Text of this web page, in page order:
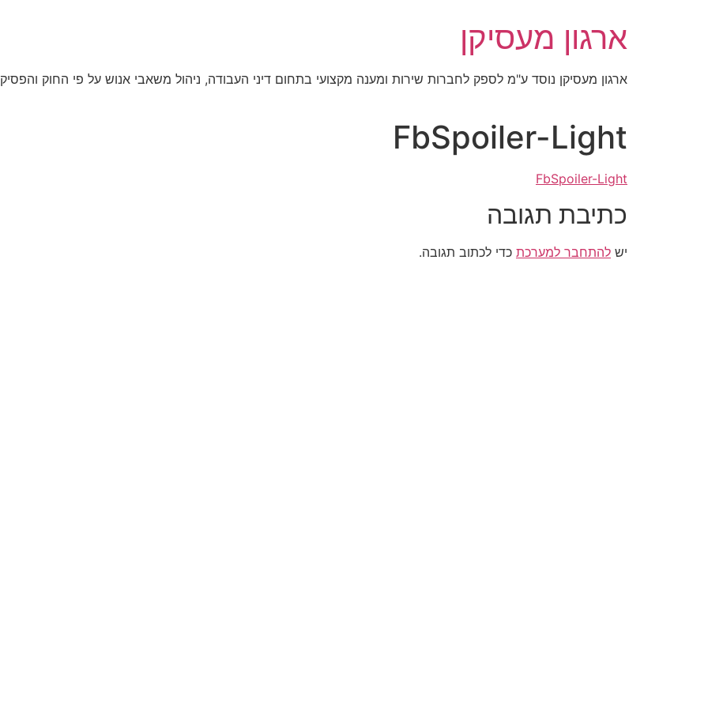
ארגון מעסיקן
ארגון מעסיקן נוסד ע"מ לספק לחברות שירות ומענה מקצועי בתחום דיני העבודה, ניהול משאבי אנוש על פי החוק
FbSpoiler-Light
FbSpoiler-Light
כתיבת תגובה
יש להתחבר למערכת כדי לכתוב תגובה.